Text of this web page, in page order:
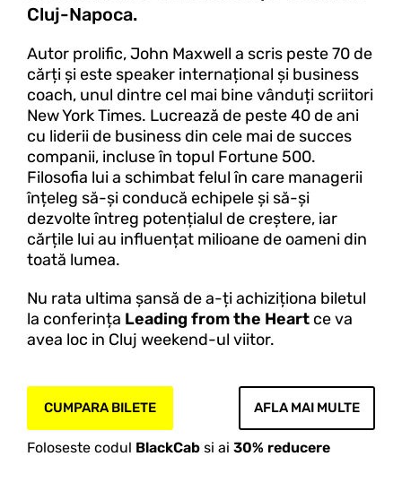
Cluj-Napoca.
Autor prolific, John Maxwell a scris peste 70 de
cărți și este speaker internațional și business
coach, unul dintre cel mai bine vânduți scriitori
New York Times. Lucrează de peste 40 de ani
cu liderii de business din cele mai de succes
companii, incluse în topul Fortune 500.
Filosofia lui a schimbat felul în care managerii
înțeleg să-și conducă echipele și să-și
dezvolte întreg potențialul de creștere, iar
cărțile lui au influențat milioane de oameni din
toată lumea.
Nu rata ultima șansă de a-ți achiziționa biletul
la conferința Leading from the Heart ce va
avea loc in Cluj weekend-ul viitor.
CUMPARA BILETE AFLA MAI MULTE
Foloseste codul BlackCab si ai 30% reducere